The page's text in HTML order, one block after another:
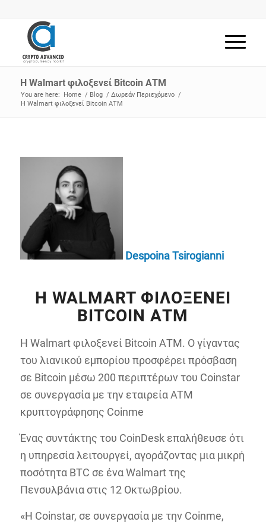
Η Walmart φιλοξενεί Bitcoin ΑΤM
You are here: Home / Blog / Δωρεάν Περιεχόμενο /
Η Walmart φιλοξενεί Bitcoin ΑΤM
Despoina Tsirogianni
Η WALMART ΦΙΛΟΞΕΝΕΊ
BITCOIN ΑΤΜ
Η Walmart φιλοξενεί Bitcoin ΑΤM. Ο γίγαντας
του λιανικού εμπορίου προσφέρει πρόσβαση
σε Bitcoin μέσω 200 περιπτέρων του Coinstar
σε συνεργασία με την εταιρεία ATM
κρυπτογράφησης Coinme
Ένας συντάκτης του CoinDesk επαλήθευσε ότι
η υπηρεσία λειτουργεί, αγοράζοντας μια μικρή
ποσότητα BTC σε ένα Walmart της
Πενσυλβάνια στις 12 Οκτωβρίου.
«Η Coinstar, σε συνεργασία με την Coinme,